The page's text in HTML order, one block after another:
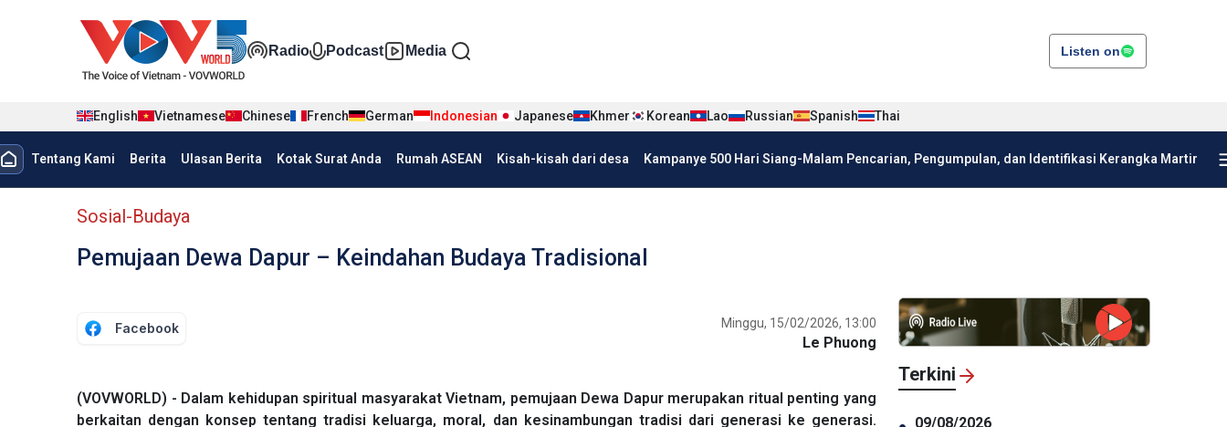
Đa phương tiện tiếng Indo
Radio Podcast Media Listen on
English Vietnamese Chinese French German Indonesian Japanese Khmer Korean Lao Russian Spanish Thai
menu trang chủ tiếng Indo
Tentang Kami Berita Ulasan Berita Kotak Surat Anda Rumah ASEAN Kisah-kisah dari desa Kampanye 500 Hari Siang-Malam Pencarian, Pengumpulan, dan Identifikasi Kerangka Martir
menu phụ tiếng Indo
Sosial-Budaya
Pemujaan Dewa Dapur – Keindahan Budaya Tradisional
Facebook Minggu, 15/02/2026, 13:00
Le Phuong
(VOVWORLD) - Dalam kehidupan spiritual masyarakat Vietnam, pemujaan Dewa Dapur merupakan ritual penting yang
berkaitan dengan konsep tentang tradisi keluarga, moral, dan kesinambungan tradisi dari generasi ke generasi.
Terkini
09/08/2026